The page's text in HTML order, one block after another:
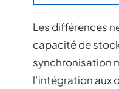
Les différences
capacité de
synchronisation
l’intégration aux